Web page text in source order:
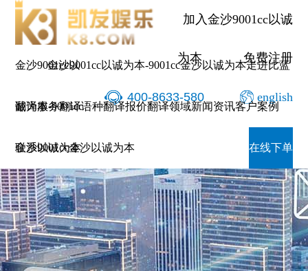
加入金沙9001cc以诚
为本 免费注册
400-8633-580 english
金沙9001cc以
诚为本-9001cc
金沙以诚为本
金沙9001cc以诚为本-9001cc金沙以诚为本走进比蓝
翻译服务翻译语种翻译报价翻译领域新闻资讯客户案例
联系9001cc金沙以诚为本 在线下单